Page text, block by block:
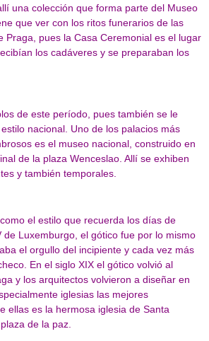
una colección que forma parte del Museo
que ver con los ritos funerarios de las
Praga, pues la Casa Ceremonial es el lugar
los cadáveres y se preparaban los
de este período, pues también se le
nacional. Uno de los palacios más
es el museo nacional, construido en
de la plaza Wenceslao. Allí se exhiben
y también temporales.
el estilo que recuerda los días de
de Luxemburgo, el gótico fue por lo mismo
el orgullo del incipiente y cada vez más
En el siglo XIX el gótico volvió al
y los arquitectos volvieron a diseñar en
iglesias las mejores
ellas es la hermosa iglesia de Santa
de la paz.